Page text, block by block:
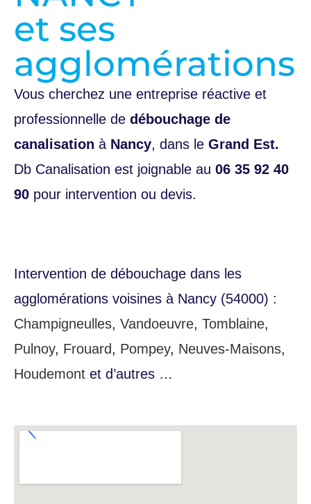
et ses
agglomérations
Vous cherchez une entreprise réactive et
professionnelle de débouchage de
canalisation à Nancy, dans le Grand Est.
Db Canalisation est joignable au 06 35 92 40
90 pour intervention ou devis.
Intervention de débouchage dans les
agglomérations voisines à Nancy (54000) :
Champigneulles, Vandoeuvre, Tomblaine,
Pulnoy, Frouard, Pompey, Neuves-Maisons,
Houdemont et d’autres …